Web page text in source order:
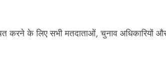
करने के लिए सभी मतदाताओं, चुनाव अधिकारियों और